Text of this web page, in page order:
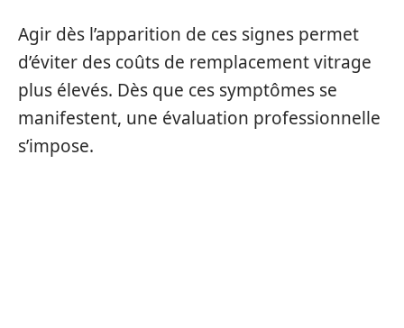
Agir dès l’apparition de ces signes permet
d’éviter des coûts de remplacement vitrage
plus élevés. Dès que ces symptômes se
manifestent, une évaluation professionnelle
s’impose.